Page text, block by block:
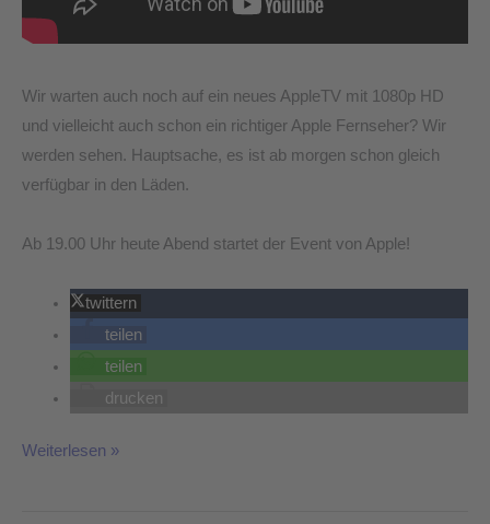
Wir warten auch noch auf ein neues AppleTV mit 1080p HD
und vielleicht auch schon ein richtiger Apple Fernseher? Wir
werden sehen. Hauptsache, es ist ab morgen schon gleich
verfügbar in den Läden.
Ab 19.00 Uhr heute Abend startet der Event von Apple!
twittern
teilen
teilen
drucken
Weiterlesen »